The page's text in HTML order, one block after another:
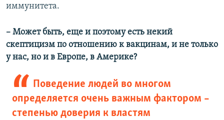
иммунитета.
– Может быть, еще и поэтому есть некий
скептицизм по отношению к вакцинам, и не только
у нас, но и в Европе, в Америке?
Поведение людей во многом
определяется очень важным фактором –
степенью доверия к властям